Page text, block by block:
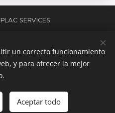
a la cesta
SERVICES
Català
un correcto funcionamiento
y para ofrecer la mejor
Aceptar todo